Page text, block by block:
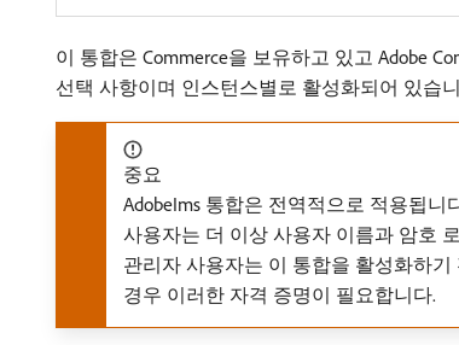
이 통합은 Commerce을 보유하고 있고 Adobe
선택 사항이며 인스턴스별로 활성화되어 있습
중요
AdobeIms 통합은 전역적으로 적용됩
사용자는 더 이상 사용자 이름과 암호
관리자 사용자는 이 통합을 활성화하기
경우 이러한 자격 증명이 필요합니다.